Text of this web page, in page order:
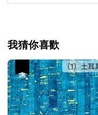
我猜你喜歡